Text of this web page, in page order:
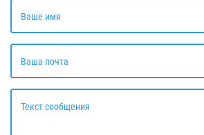
Ваше имя
Ваша почта
Текст сообщения